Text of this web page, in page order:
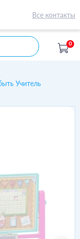
Все контакты
0
Учитель